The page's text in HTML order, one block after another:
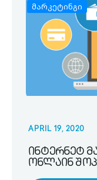
მარკეტინგი
APRIL 19, 2020
ინტერნეტ
ონლაინ